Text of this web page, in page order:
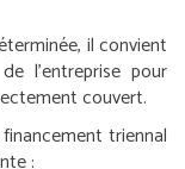
il convient
l’entreprise pour
couvert.
triennal
: